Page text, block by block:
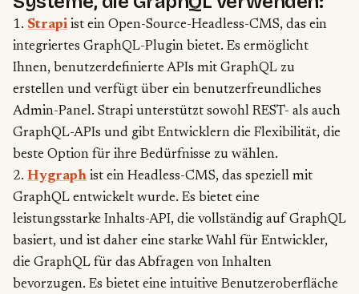
1. Strapi ist ein Open-Source-Headless-CMS, das ein
integriertes GraphQL-Plugin bietet. Es ermöglicht
Ihnen, benutzerdefinierte APIs mit GraphQL zu
erstellen und verfügt über ein benutzerfreundliches
Admin-Panel. Strapi unterstützt sowohl REST- als auch
GraphQL-APIs und gibt Entwicklern die Flexibilität, die
beste Option für ihre Bedürfnisse zu wählen.
2. Hygraph ist ein Headless-CMS, das speziell mit
GraphQL entwickelt wurde. Es bietet eine
leistungsstarke Inhalts-API, die vollständig auf GraphQL
basiert, und ist daher eine starke Wahl für Entwickler,
die GraphQL für das Abfragen von Inhalten
bevorzugen. Es bietet eine intuitive Benutzeroberfläche